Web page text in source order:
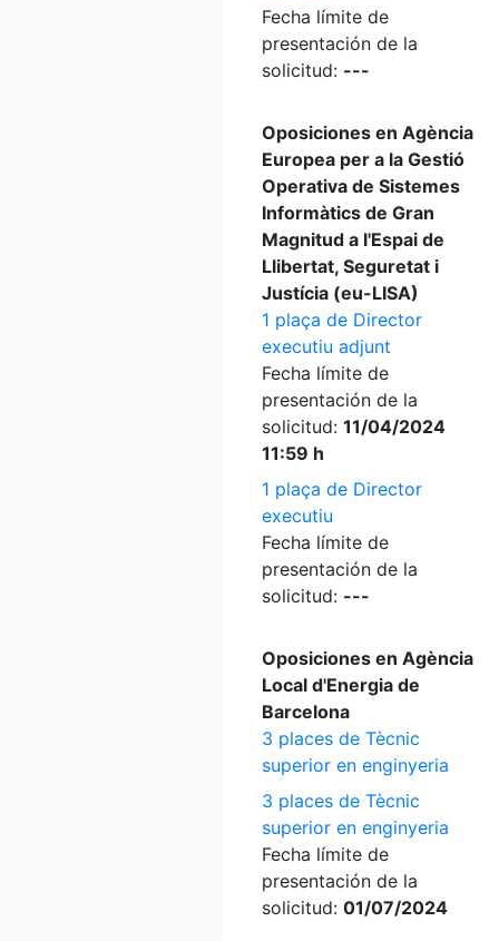
Fecha límite de
presentación de la
solicitud: ---
Oposiciones en Agència
Europea per a la Gestió
Operativa de Sistemes
Informàtics de Gran
Magnitud a l'Espai de
Llibertat, Seguretat i
Justícia (eu-LISA)
1 plaça de Director
executiu adjunt
Fecha límite de
presentación de la
solicitud: 11/04/2024
11:59 h
1 plaça de Director
executiu
Fecha límite de
presentación de la
solicitud: ---
Oposiciones en Agència
Local d'Energia de
Barcelona
3 places de Tècnic
superior en enginyeria
3 places de Tècnic
superior en enginyeria
Fecha límite de
presentación de la
solicitud: 01/07/2024